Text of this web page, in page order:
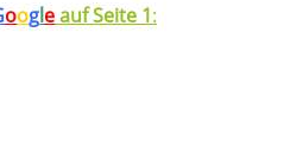
oogleauf Seite 1: